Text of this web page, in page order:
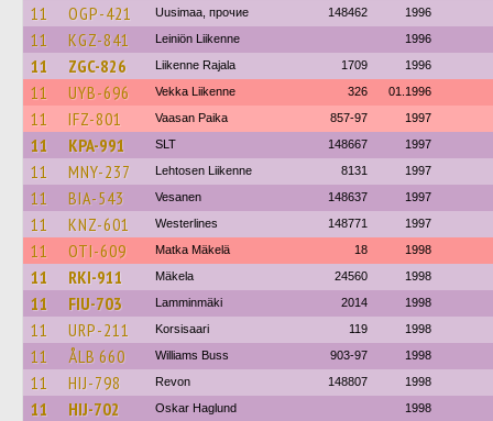
11 OGP-421 Uusimaa, прочие 148462 1996
11 KGZ-841 Leiniön Liikenne 1996
11 ZGC-826 Liikenne Rajala 1709 1996
11 UYB-696 Vekka Liikenne 326 01.1996
11 IFZ-801 Vaasan Paika 857-97 1997
11 KPA-991 SLT 148667 1997
11 MNY-237 Lehtosen Liikenne 8131 1997
11 BIA-543 Vesanen 148637 1997
11 KNZ-601 Westerlines 148771 1997
11 OTI-609 Matka Mäkelä 18 1998
11 RKI-911 Mäkela 24560 1998
11 FIU-703 Lamminmäki 2014 1998
11 URP-211 Korsisaari 119 1998
11 ÅLB 660 Williams Buss 903-97 1998
11 HIJ-798 Revon 148807 1998
11 HIJ-702 Oskar Haglund 1998